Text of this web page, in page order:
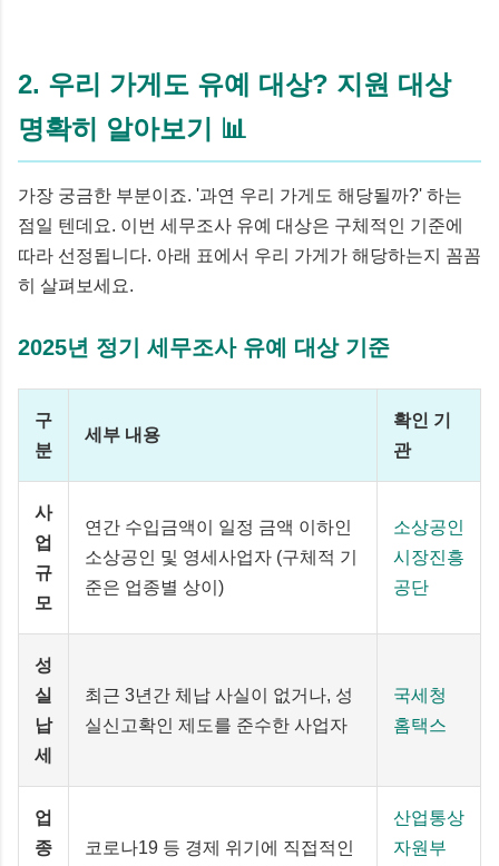
2. 우리 가게도 유예 대상? 지원 대상
명확히 알아보기 📊
가장 궁금한 부분이죠. '과연 우리 가게도 해당될까?' 하는
점일 텐데요. 이번 세무조사 유예 대상은 구체적인 기준에
따라 선정됩니다. 아래 표에서 우리 가게가 해당하는지 꼼꼼
히 살펴보세요.
2025년 정기 세무조사 유예 대상 기준
구
분
세부 내용
확인 기
관
사
업
규
모
연간 수입금액이 일정 금액 이하인
소상공인 및 영세사업자 (구체적 기
준은 업종별 상이)
소상공인
시장진흥
공단
성
실
납
세
최근 3년간 체납 사실이 없거나, 성
실신고확인 제도를 준수한 사업자
국세청
홈택스
업
종
코로나19 등 경제 위기에 직접적인
산업통상
자원부